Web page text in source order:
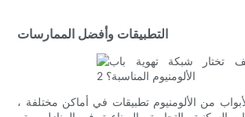
التطبيقات وأفضل الممارسات
من الألومنيوم تطبيقات في أماكن مختلفة ،